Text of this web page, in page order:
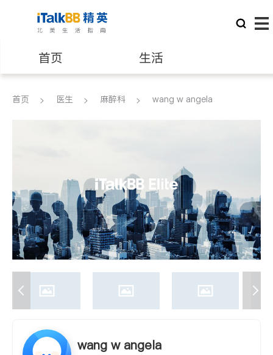
首页 生活
医生 律师
养老 非盈利组织
首页 医生 麻醉科 wang w angela
wang w angela